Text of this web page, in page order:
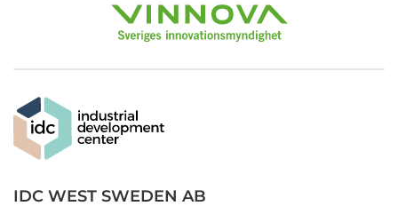
IDC WEST SWEDEN AB